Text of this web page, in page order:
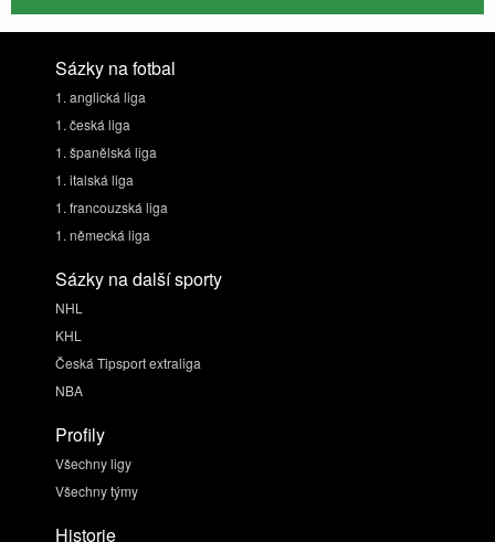
Sázky na fotbal
1. anglická liga
1. česká liga
1. španělská liga
1. italská liga
1. francouzská liga
1. německá liga
Sázky na další sporty
NHL
KHL
Česká Tipsport extraliga
NBA
Profily
Všechny ligy
Všechny týmy
Historie